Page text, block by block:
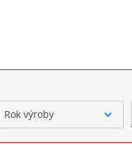
Rok výroby